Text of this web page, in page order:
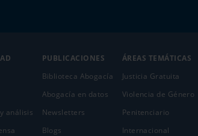
análisis
PUBLICACIONES
Biblioteca Abogacía
Abogacía en datos
Newsletters
Blogs
ÁREAS TEMÁTICAS
Justicia Gratuita
Violencia de Género
Penitenciario
Internacional